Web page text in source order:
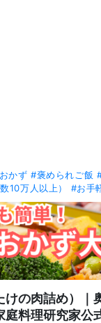
かず #褒められご飯
10万人以上）
#お手
けの肉詰め）｜
庭料理研究家公